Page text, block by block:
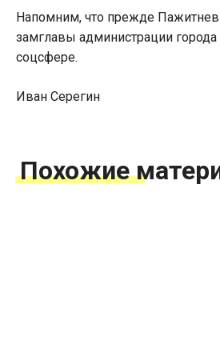
Напомним, что прежде Пажитнев
замглавы администрации города
соцсфере.
Иван Серегин
Похожие